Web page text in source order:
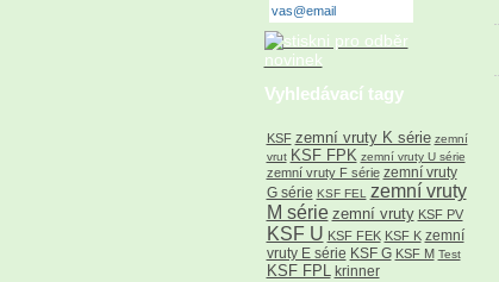
Vyhledávací tagy
KSF zemní vruty K série zemní
vrut KSF FPK zemní vruty U série
zemní vruty F série zemní vruty
G série KSF FEL zemní vruty
M série zemní vruty KSF PV
KSF U KSF FEK KSF K zemní
vruty E série KSF G KSF M Test
KSF FPL krinner